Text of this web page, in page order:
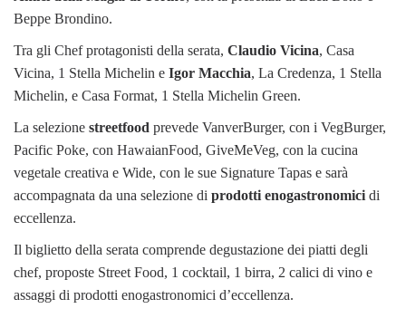
Beppe Brondino.
Tra gli Chef protagonisti della serata, Claudio Vicina, Casa
Vicina, 1 Stella Michelin e Igor Macchia, La Credenza, 1 Stella
Michelin, e Casa Format, 1 Stella Michelin Green.
La selezione streetfood prevede VanverBurger, con i VegBurger,
Pacific Poke, con HawaianFood, GiveMeVeg, con la cucina
vegetale creativa e Wide, con le sue Signature Tapas e sarà
accompagnata da una selezione di prodotti enogastronomici di
eccellenza.
Il biglietto della serata comprende degustazione dei piatti degli
chef, proposte Street Food, 1 cocktail, 1 birra, 2 calici di vino e
assaggi di prodotti enogastronomici d’eccellenza.